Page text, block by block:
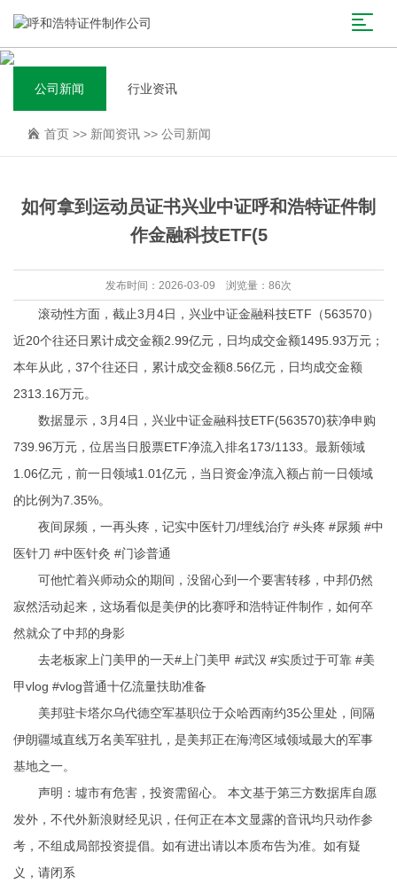
公司新闻 行业资讯
首页 >> 新闻资讯 >> 公司新闻
如何拿到运动员证书兴业中证呼和浩特证件制
作金融科技ETF(5
发布时间：2026-03-09 浏览量：86次
滚动性方面，截止3月4日，兴业中证金融科技ETF（563570）
近20个往还日累计成交金额2.99亿元，日均成交金额1495.93万元；
本年从此，37个往还日，累计成交金额8.56亿元，日均成交金额
2313.16万元。
数据显示，3月4日，兴业中证金融科技ETF(563570)获净申购
739.96万元，位居当日股票ETF净流入排名173/1133。最新领域
1.06亿元，前一日领域1.01亿元，当日资金净流入额占前一日领域
的比例为7.35%。
夜间尿频，一再头疼，记实中医针刀/埋线治疗 #头疼 #尿频 #中
医针刀 #中医针灸 #门诊普通
可他忙着兴师动众的期间，没留心到一个要害转移，中邦仍然
寂然活动起来，这场看似是美伊的比赛呼和浩特证件制作 ，如何卒
然就众了中邦的身影
去老板家上门美甲的一天#上门美甲 #武汉 #实质过于可靠 #美
甲vlog #vlog普通十亿流量扶助准备
美邦驻卡塔尔乌代德空军基职位于众哈西南约35公里处，间隔
伊朗疆域直线万名美军驻扎，是美邦正在海湾区域领域最大的军事
基地之一。
声明：墟市有危害，投资需留心。 本文基于第三方数据库自愿
发外，不代外新浪财经见识，任何正在本文显露的音讯均只动作参
考，不组成局部投资提倡。如有进出请以本质布告为准。如有疑
义，请闭系